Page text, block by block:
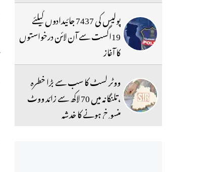
پولیس کی 7437 جائیدادوں کیلئے
19اگست سے آن لائن درخواستوں
کا آغاز
ووٹر لسٹ کا سب سے بڑا خطرہ
،تلنگانہ میں 70 لاکھ سے زائد ووٹ
منسوخ ہونے کا خدشہ